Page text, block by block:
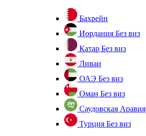
Бахрейн
Иордания Без виз
Катар Без виз
Ливан
ОАЭ Без виз
Оман Без виз
Саудовская Аравия
Турция Без виз